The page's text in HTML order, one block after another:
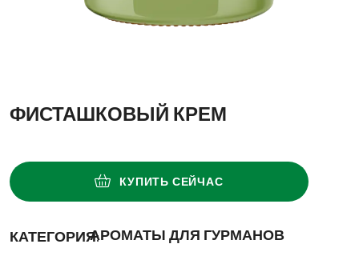
ФИСТАШКОВЫЙ КРЕМ
КУПИТЬ СЕЙЧАС
КАТЕГОРИЯ:АРОМАТЫ ДЛЯ ГУРМАНОВ